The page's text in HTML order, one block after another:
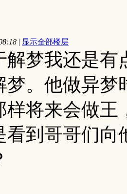
| 显示全部楼层
解梦我还是有
梦。他做异梦
样将来会做王
看到哥哥们向